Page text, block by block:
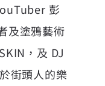
彭
及塗鴉藝術
，及 DJ
街頭人的樂